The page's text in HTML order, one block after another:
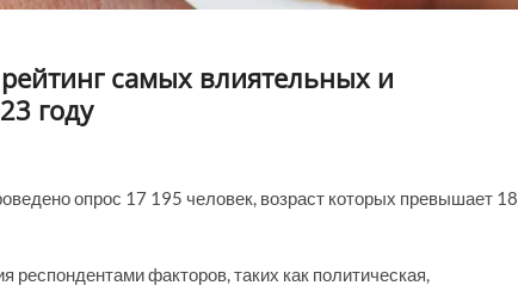
самых влиятельных и
году
опрос 17 195 человек, возраст которых превышает 18
респондентами факторов, таких как политическая,